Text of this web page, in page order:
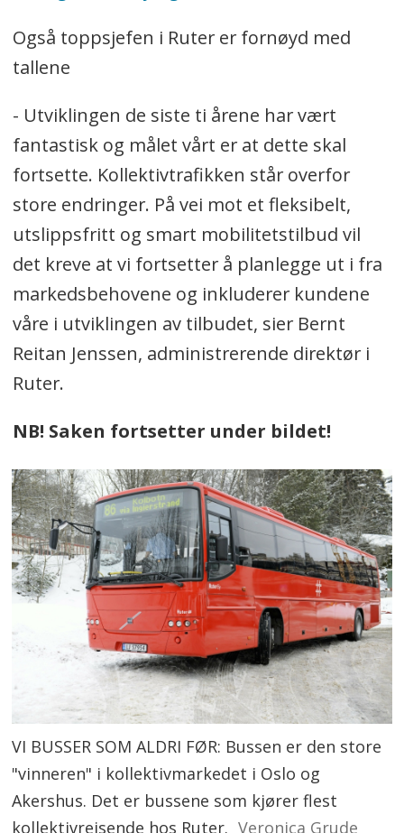
Også toppsjefen i Ruter er fornøyd med
tallene
- Utviklingen de siste ti årene har vært
fantastisk og målet vårt er at dette skal
fortsette. Kollektivtrafikken står overfor
store endringer. På vei mot et fleksibelt,
utslippsfritt og smart mobilitetstilbud vil
det kreve at vi fortsetter å planlegge ut i fra
markedsbehovene og inkluderer kundene
våre i utviklingen av tilbudet, sier Bernt
Reitan Jenssen, administrerende direktør i
Ruter.
NB! Saken fortsetter under bildet!
VI BUSSER SOM ALDRI FØR: Bussen er den store
"vinneren" i kollektivmarkedet i Oslo og
Akershus. Det er bussene som kjører flest
kollektivreisende hos Ruter. Veronica Grude